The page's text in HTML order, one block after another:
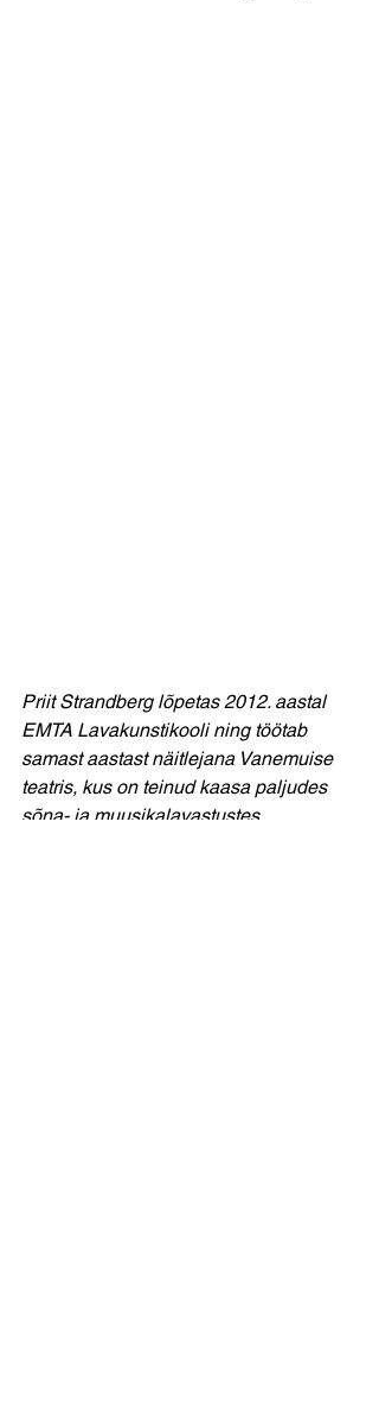
Priit Strandberg lõpetas 2012. aastal
EMTA Lavakunstikooli ning töötab
samast aastast näitlejana Vanemuise
teatris, kus on teinud kaasa paljudes
sõna- ja muusikalavastustes.